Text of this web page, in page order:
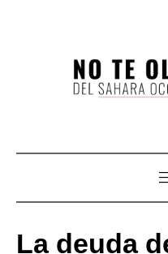
La deuda